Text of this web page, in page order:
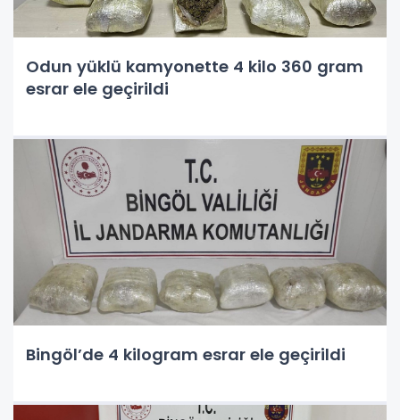
Odun yüklü kamyonette 4 kilo 360 gram
esrar ele geçirildi
Bingöl’de 4 kilogram esrar ele geçirildi